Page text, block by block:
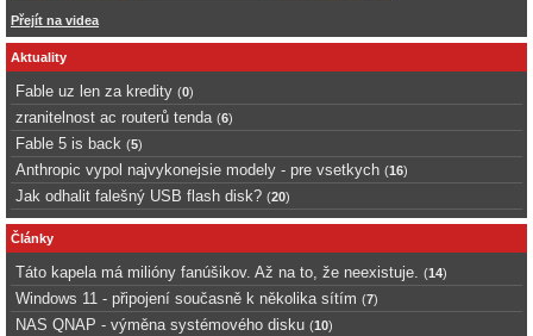
Přejít na videa
Aktuality
Fable uz len za kredity (0)
zranitelnost ac routerů tenda (6)
Fable 5 is back (5)
Anthropic vypol najvykonejsie modely - pre vsetkych (16)
Jak odhalit falešný USB flash disk? (20)
Články
Táto kapela má milióny fanúšikov. Až na to, že neexistuje. (14)
Windows 11 - připojení současně k několika sítím (7)
NAS QNAP - výměna systémového disku (10)